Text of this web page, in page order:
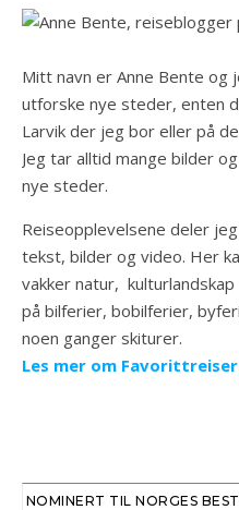
Mitt navn er Anne Bente og
utforske nye steder, enten
Larvik der jeg bor eller på
Jeg tar alltid mange bilder
nye steder.
Reiseopplevelsene deler
tekst, bilder og video. Her
vakker natur,
på bilferier, bobilferier,
noen ganger skiturer.
Les mer om
NOMINERT TIL NORGES